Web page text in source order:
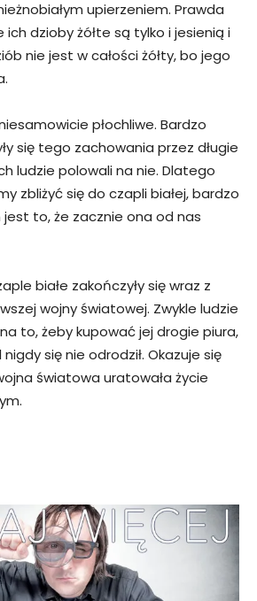
upierzeniem. Prawda
dzioby żółte są tylko i jesienią i
nie jest w całości żółty, bo jego
płochliwe. Bardzo
się tego zachowania przez długie
ludzie polowali na nie. Dlatego
zbliżyć się do czapli białej, bardzo
to, że zacznie ona od nas
białe zakończyły się wraz z
wojny światowej. Zwykle ludzie
to, żeby kupować jej drogie piura,
się nie odrodził. Okazuje się
światowa uratowała życie